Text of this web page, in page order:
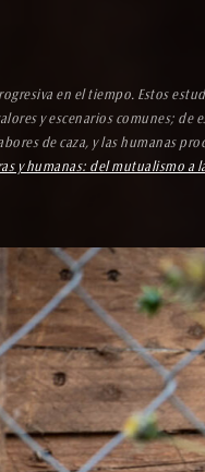
en el tiempo. Estos
y escenarios comunes; de
de caza, y las humanas
y humanas: del mutualismo a